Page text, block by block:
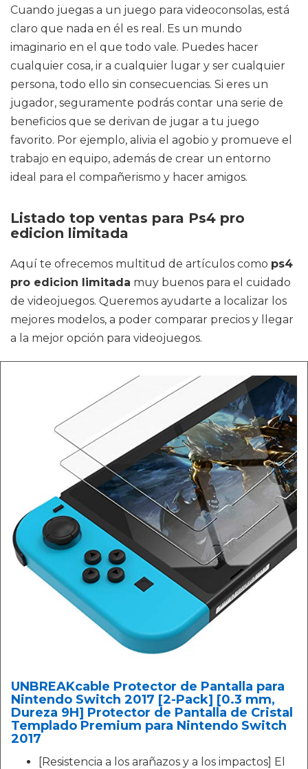
Cuando juegas a un juego para videoconsolas, está
claro que nada en él es real. Es un mundo
imaginario en el que todo vale. Puedes hacer
cualquier cosa, ir a cualquier lugar y ser cualquier
persona, todo ello sin consecuencias. Si eres un
jugador, seguramente podrás contar una serie de
beneficios que se derivan de jugar a tu juego
favorito. Por ejemplo, alivia el agobio y promueve el
trabajo en equipo, además de crear un entorno
ideal para el compañerismo y hacer amigos.
Listado top ventas para Ps4 pro
edicion limitada
Aquí te ofrecemos multitud de artículos como ps4
pro edicion limitada muy buenos para el cuidado
de videojuegos. Queremos ayudarte a localizar los
mejores modelos, a poder comparar precios y llegar
a la mejor opción para videojuegos.
UNBREAKcable Protector de Pantalla para
Nintendo Switch 2017 [2-Pack] [0.3 mm,
Dureza 9H] Protector de Pantalla de Cristal
Templado Premium para Nintendo Switch
2017
[Resistencia a los arañazos y a los impactos] El